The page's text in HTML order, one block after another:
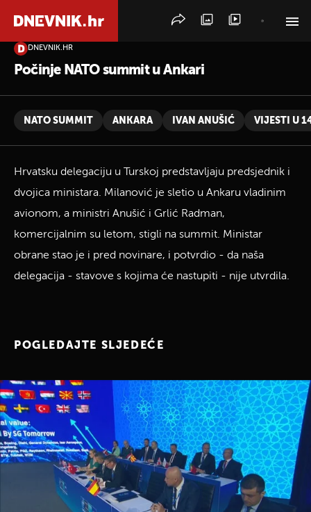
DNEVNIK.HR
Počinje NATO summit u Ankari
NATO SUMMIT ANKARA IVAN ANUŠIĆ VIJESTI U
Hrvatsku delegaciju u Turskoj predstavljaju predsjednik i
dvojica ministara. Milanović je sletio u Ankaru vladinim
avionom, a ministri Anušić i Grlić Radman,
komercijalnim su letom, stigli na summit. Ministar
obrane stao je i pred novinare, i potvrdio - da naša
delegacija - stavove s kojima će nastupiti - nije utvrdila.
POGLEDAJTE SLJEDEĆE
PRETRAŽITE VIJESTI